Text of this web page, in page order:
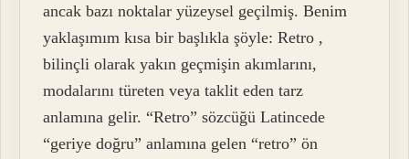
ancak bazı noktalar yüzeysel geçilmiş. Benim
yaklaşımım kısa bir başlıkla şöyle: Retro ,
bilinçli olarak yakın geçmişin akımlarını,
modalarını türeten veya taklit eden tarz
anlamına gelir. “Retro” sözcüğü Latincede
“geriye doğru” anlamına gelen “retro” ön